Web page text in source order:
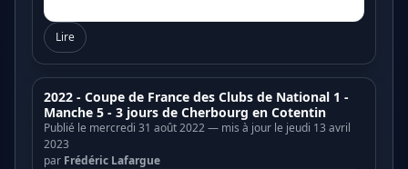
Lire
2022 - Coupe de France des Clubs de National 1 -
Manche 5 - 3 jours de Cherbourg en Cotentin
Publié le mercredi 31 août 2022 — mis à jour le jeudi 13 avril
2023
par Frédéric Lafargue